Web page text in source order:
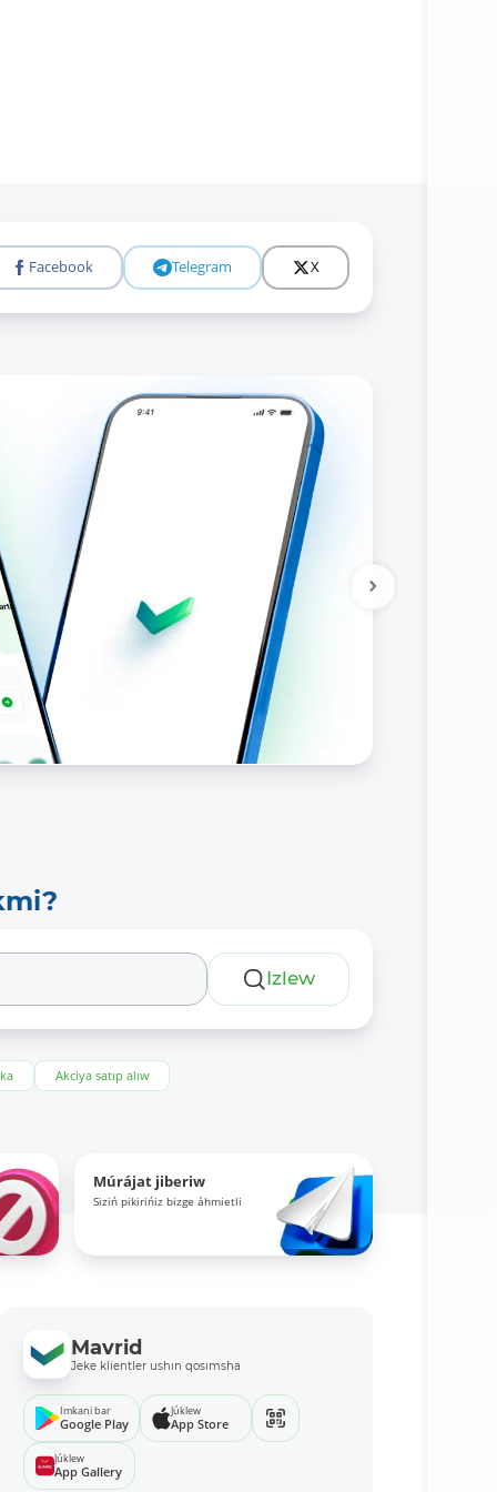
Facebook Telegram X
Izlew
Akciya satıp alıw
Múrájat jiberiw
Siziń pikirińiz bizge áhmietli
Mavrid
Jeke klientler ushın qosımsha
Imkani bar
Google Play
Júklew
App Store
Júklew
App Gallery